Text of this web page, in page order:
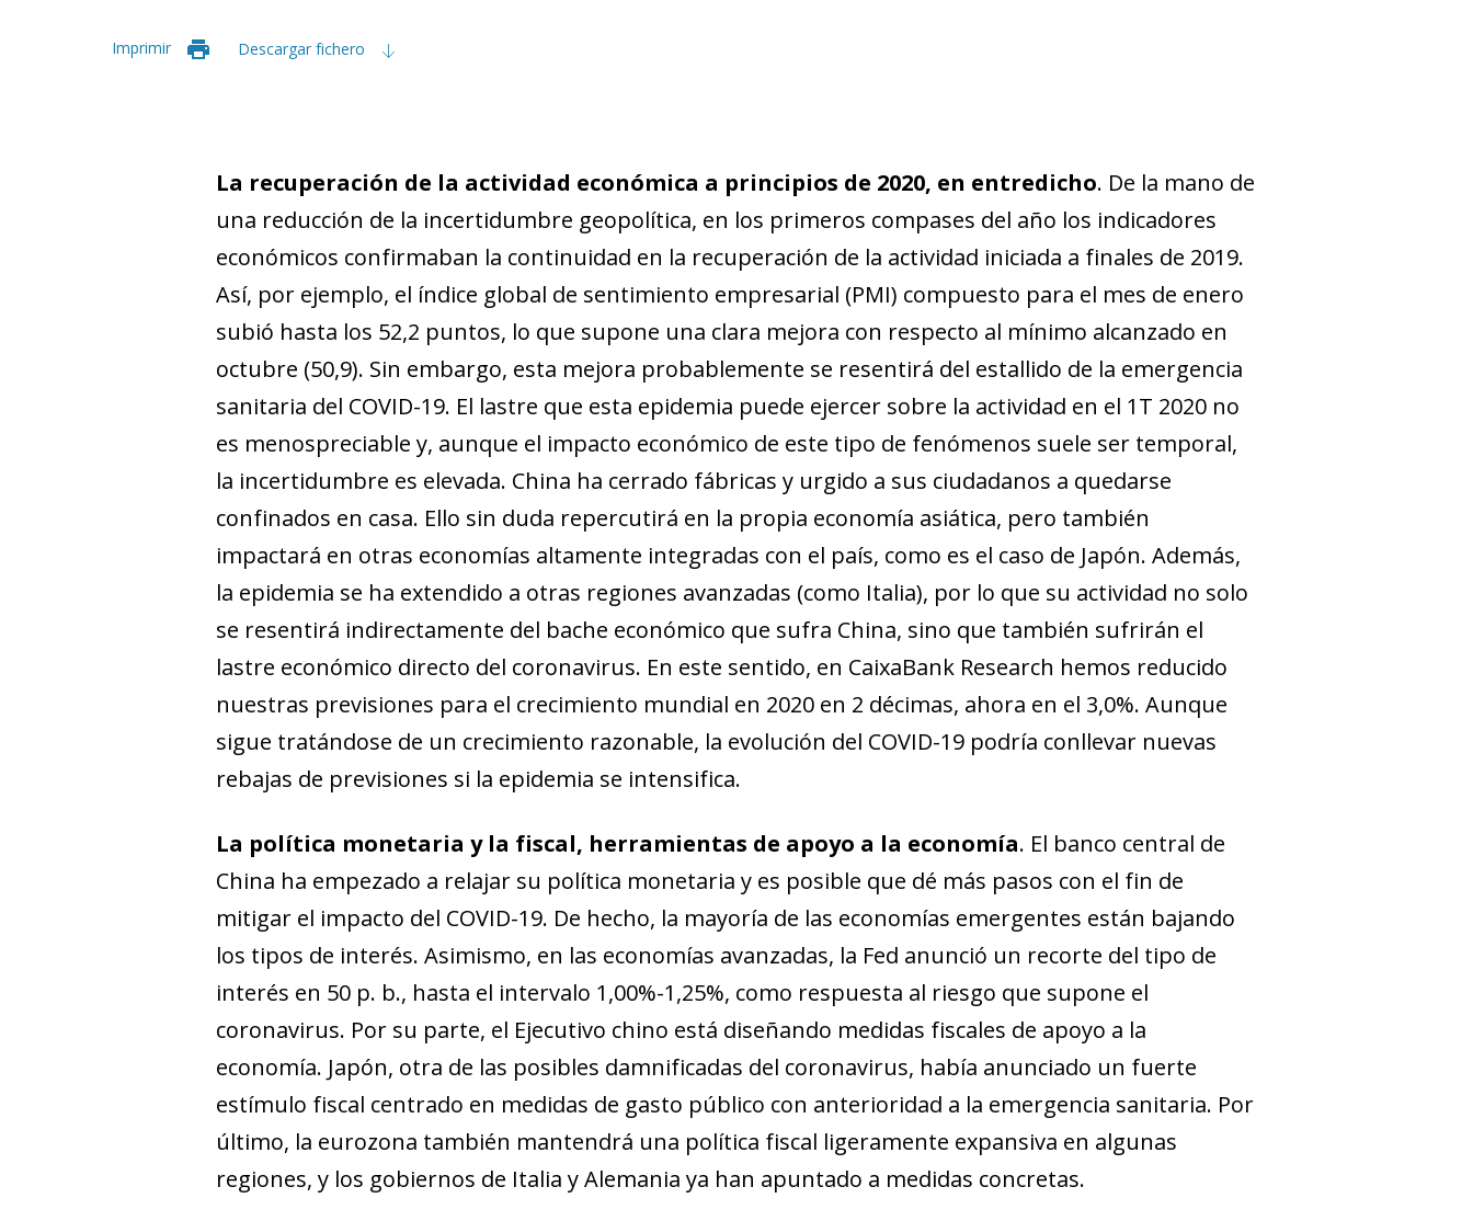
Imprimir Descargar fichero
La recuperación de la actividad económica a principios de 2020, en entredicho. De la mano de
una reducción de la incertidumbre geopolítica, en los primeros compases del año los indicadores
económicos confirmaban la continuidad en la recuperación de la actividad iniciada a finales de 2019.
Así, por ejemplo, el índice global de sentimiento empresarial (PMI) compuesto para el mes de enero
subió hasta los 52,2 puntos, lo que supone una clara mejora con respecto al mínimo alcanzado en
octubre (50,9). Sin embargo, esta mejora probablemente se re­­sentirá del estallido de la emergencia
sanitaria del COVID-19. El lastre que esta epidemia puede ejercer sobre la ac­­tividad en el 1T 2020 no
es menospreciable y, aunque el impacto económico de este tipo de fenómenos suele ser temporal,
la incertidumbre es elevada. China ha cerrado fábricas y urgido a sus ciudadanos a quedarse
confinados en casa. Ello sin duda repercutirá en la propia economía asiática, pero también
impactará en otras economías altamente integradas con el país, como es el caso de Japón. Además,
la epidemia se ha extendido a otras regiones avanzadas (como Italia), por lo que su actividad no solo
se re­­sentirá indirectamente del bache económico que sufra China, sino que también sufrirán el
lastre económico directo del coronavirus. En este sentido, en CaixaBank Research hemos reducido
nuestras previsiones para el crecimiento mundial en 2020 en 2 décimas, ahora en el 3,0%. Aunque
sigue tratándose de un crecimiento razonable, la evolución del COVID-19 podría conllevar nuevas
rebajas de previsiones si la epidemia se intensifica.
La política monetaria y la fiscal, herramientas de apoyo a la economía. El banco central de
China ha empezado a relajar su política monetaria y es posible que dé más pasos con el fin de
mitigar el impacto del COVID-19. De hecho, la mayoría de las economías emergentes están bajando
los tipos de interés. Asimismo, en las economías avanzadas, la Fed anunció un recorte del tipo de
interés en 50 p. b., hasta el intervalo 1,00%-1,25%, como respuesta al riesgo que supone el
coronavirus. Por su parte, el Ejecutivo chino está diseñando medidas fiscales de apoyo a la
economía. Japón, otra de las posibles damnificadas del coronavirus, había anunciado un fuerte
estímulo fiscal centrado en medidas de gasto público con anterioridad a la emergencia sanitaria. Por
último, la eurozona también mantendrá una política fiscal ligeramente expansiva en algunas
regiones, y los gobiernos de Italia y Alemania ya han apuntado a medidas concretas.